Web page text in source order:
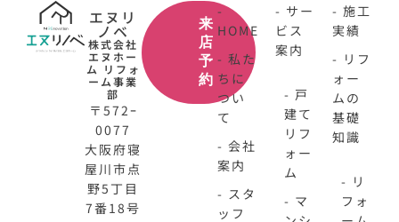
エヌリ
ノベ
株式会社
エヌホー
ム リフォ
ーム事業
部
〒572ｰ
0077
大阪府寝
屋川市点
野5丁目
7番18号
来
店
予
約
-
HOME
- 私た
ちに
つい
て
- 会社
案内
- スタ
ッフ
- サー
ビス
案内
- 戸
建て
リフ
ォー
ム
- マ
- 施工
実績
- リフ
ォー
ムの
基礎
知識
- リ
フォ